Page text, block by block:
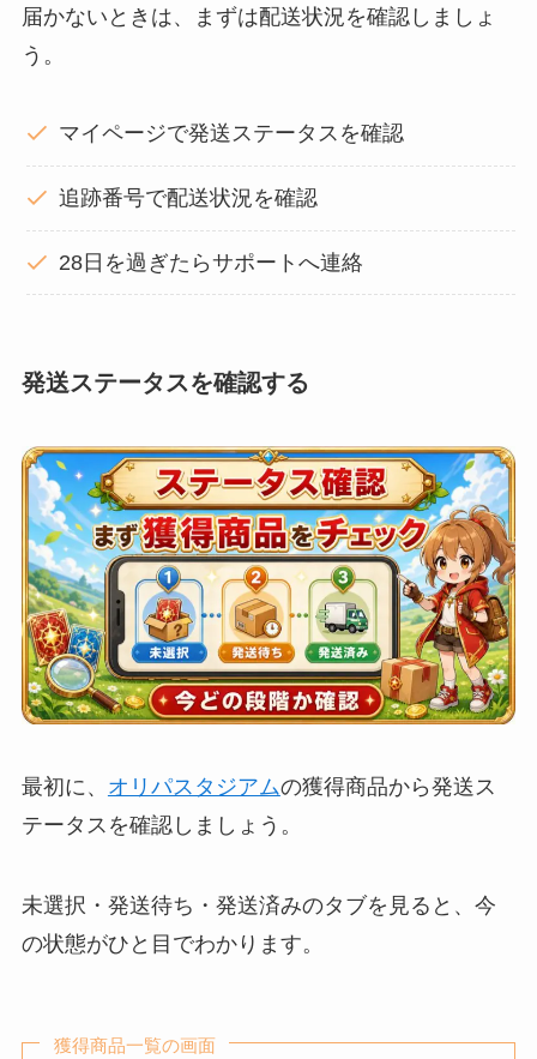
届かないときは、まずは配送状況を確認しましょ
う。
マイページで発送ステータスを確認
追跡番号で配送状況を確認
28日を過ぎたらサポートへ連絡
発送ステータスを確認する
最初に、 オリパスタジアムの獲得商品から発送ス
テータスを確認しましょう。
未選択・発送待ち・発送済みのタブを見ると、今
の状態がひと目でわかります。
獲得商品一覧の画面